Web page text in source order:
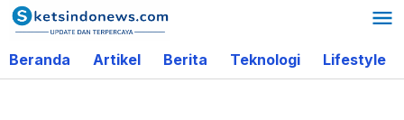
Lewati
ke
konten
Beranda Artikel Berita Teknologi Lifestyle